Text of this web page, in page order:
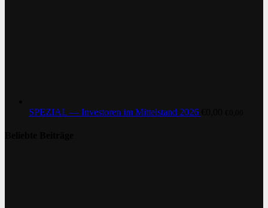
SPEZIAL — Investoren im Mittelstand 2026